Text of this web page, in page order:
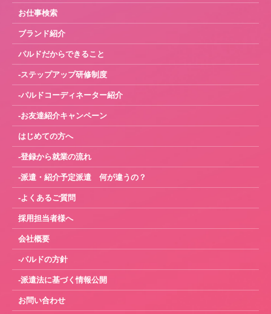
お仕事検索
ブランド紹介
パルドだからできること
-ステップアップ研修制度
-パルドコーディネーター紹介
-お友達紹介キャンペーン
はじめての方へ
-登録から就業の流れ
-派遣・紹介予定派遣 何が違うの？
-よくあるご質問
採用担当者様へ
会社概要
-パルドの方針
-派遣法に基づく情報公開
お問い合わせ